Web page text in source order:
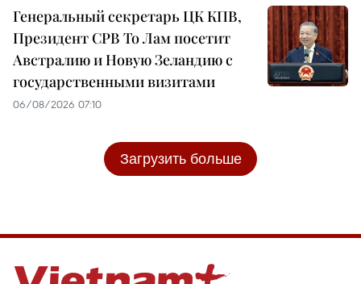
Генеральный секретарь ЦК КПВ,
Президент СРВ То Лам посетит
Австралию и Новую Зеландию с
государственными визитами
06/08/2026 07:10
Загрузить больше